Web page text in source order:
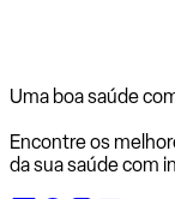
Uma boa saúde
Encontre os
da sua saúde com